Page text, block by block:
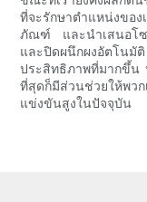
ที่จะรักษาตำแหน่งขอ
ภัณฑ์ และนำเสนอโซ
และปิดผนึกผงอัตโน
ประสิทธิภาพที่มากขึ้น
ที่สุดก็มีส่วนช่วยให้พว
แข่งขันสูงในปัจจุบัน